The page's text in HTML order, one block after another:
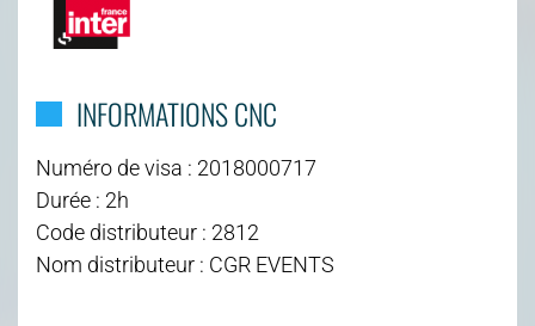
INFORMATIONS CNC
Numéro de visa : 2018000717
Durée : 2h
Code distributeur : 2812
Nom distributeur : CGR EVENTS